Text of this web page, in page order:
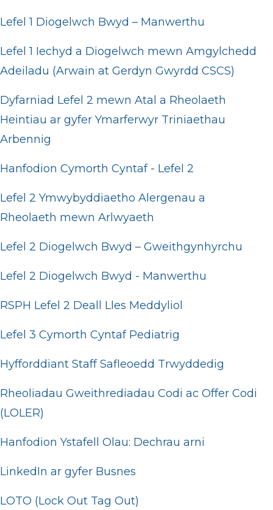
Lefel 1 Diogelwch Bwyd – Manwerthu
Lefel 1 Iechyd a Diogelwch mewn Amgylchedd
Adeiladu (Arwain at Gerdyn Gwyrdd CSCS)
Dyfarniad Lefel 2 mewn Atal a Rheolaeth
Heintiau ar gyfer Ymarferwyr Triniaethau
Arbennig
Hanfodion Cymorth Cyntaf - Lefel 2
Lefel 2 Ymwybyddiaetho Alergenau a
Rheolaeth mewn Arlwyaeth
Lefel 2 Diogelwch Bwyd – Gweithgynhyrchu
Lefel 2 Diogelwch Bwyd - Manwerthu
RSPH Lefel 2 Deall Lles Meddyliol
Lefel 3 Cymorth Cyntaf Pediatrig
Hyfforddiant Staff Safleoedd Trwyddedig
Rheoliadau Gweithrediadau Codi ac Offer Codi
(LOLER)
Hanfodion Ystafell Olau: Dechrau arni
LinkedIn ar gyfer Busnes
LOTO (Lock Out Tag Out)